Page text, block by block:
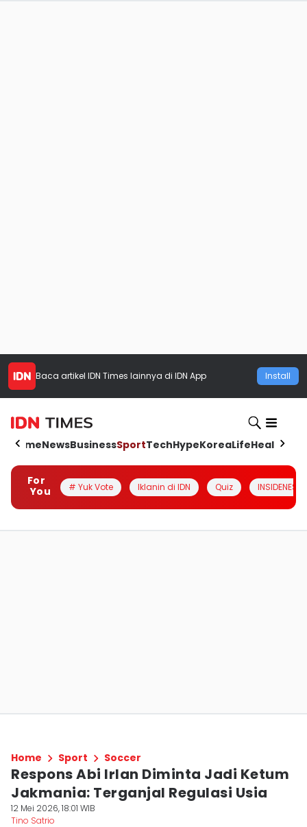
Baca artikel IDN Times lainnya di IDN App Install
HomeNewsBusinessSportTechHypeKoreaLifeHealth
For
You
# Yuk Vote Iklanin di IDN Quiz INSIDENESIA
Home Sport Soccer
Respons Abi Irlan Diminta Jadi Ketum
Jakmania: Terganjal Regulasi Usia
12 Mei 2026, 18:01 WIB
Tino Satrio